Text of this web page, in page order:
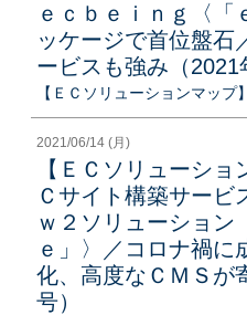
ｅｃｂｅｉｎｇ〈「
ッケージで首位盤石
ービスも強み（2021
【ＥＣソリューションマップ】
2021/06/14 (月)
【ＥＣソリューシ
Ｃサイト構築サービ
ｗ２ソリューション
ｅ」〉／コロナ禍に
化、高度なＣＭＳが
号）